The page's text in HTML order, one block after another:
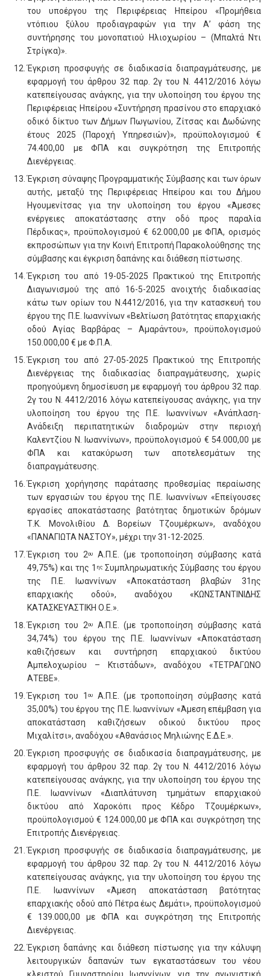
του υποέργου της Περιφέρειας Ηπείρου «Προμήθεια
ντόπιου ξύλου προδιαγραφών για την Α’ φάση της
συντήρησης του μονοπατιού Ηλιοχωρίου – (Μπαλτά Ντι
Στρίγκα)».
Έγκριση προσφυγής σε διαδικασία διαπραγμάτευσης, με
εφαρμογή του άρθρου 32 παρ. 2γ του Ν. 4412/2016 λόγω
κατεπείγουσας ανάγκης, για την υλοποίηση του έργου της
Περιφέρειας Ηπείρου «Συντήρηση πρασίνου στο επαρχιακό
οδικό δίκτυο των Δήμων Πωγωνίου, Ζίτσας και Δωδώνης
έτους 2025 (Παροχή Υπηρεσιών)», προϋπολογισμού €
74.400,00 με ΦΠΑ και συγκρότηση της Επιτροπής
Διενέργειας.
Έγκριση σύναψης Προγραμματικής Σύμβασης και των όρων
αυτής, μεταξύ της Περιφέρειας Ηπείρου και του Δήμου
Ηγουμενίτσας για την υλοποίηση του έργου «Άμεσες
ενέργειες αποκατάστασης στην οδό προς παραλία
Πέρδικας», προϋπολογισμού € 62.000,00 με ΦΠΑ, ορισμός
εκπροσώπων για την Κοινή Επιτροπή Παρακολούθησης της
σύμβασης και έγκριση δαπάνης και διάθεση πίστωσης.
Έγκριση του από 19-05-2025 Πρακτικού της Επιτροπής
Διαγωνισμού της από 16-5-2025 ανοιχτής διαδικασίας
κάτω των ορίων του Ν.4412/2016, για την κατασκευή του
έργου της Π.Ε. Ιωαννίνων «Βελτίωση βατότητας επαρχιακής
οδού Αγίας Βαρβάρας – Αμαράντου», προϋπολογισμού
150.000,00 € με Φ.Π.Α.
Έγκριση του από 27-05-2025 Πρακτικού της Επιτροπής
Διενέργειας της διαδικασίας διαπραγμάτευσης, χωρίς
προηγούμενη δημοσίευση με εφαρμογή του άρθρου 32 παρ.
2γ του Ν. 4412/2016 λόγω κατεπείγουσας ανάγκης, για την
υλοποίηση του έργου της Π.Ε. Ιωαννίνων «Ανάπλαση-
Ανάδειξη περιπατητικών διαδρομών στην περιοχή
Καλεντζίου Ν. Ιωαννίνων», προϋπολογισμού € 54.000,00 με
ΦΠΑ και κατακύρωση των αποτελεσμάτων της
διαπραγμάτευσης.
Έγκριση χορήγησης παράτασης προθεσμίας περαίωσης
των εργασιών του έργου της Π.Ε. Ιωαννίνων «Επείγουσες
εργασίες αποκατάστασης βατότητας δημοτικών δρόμων
Τ.Κ. Μονολιθίου Δ. Βορείων Τζουμέρκων», αναδόχου
«ΠΑΝΑΓΙΩΤΑ ΝΑΣΤΟΥ», μέχρι την 31-12-2025.
Έγκριση του 2ουΑ.Π.Ε. (με τροποποίηση σύμβασης κατά
49,75%) και της 1 ης Συμπληρωματικής Σύμβασης του έργου
της Π.Ε. Ιωαννίνων «Αποκατάσταση βλαβών 31ης
επαρχιακής οδού», αναδόχου «ΚΩΝΣΤΑΝΤΙΝΙΔΗΣ
ΚΑΤΑΣΚΕΥΑΣΤΙΚΗ Ο.Ε.».
Έγκριση του 2ουΑ.Π.Ε. (με τροποποίηση σύμβασης κατά
34,74%) του έργου της Π.Ε. Ιωαννίνων «Αποκατάσταση
καθιζήσεων και συντήρηση επαρχιακού δικτύου
Αμπελοχωρίου – Κτιστάδων», αναδόχου «ΤΕΤΡΑΓΩΝΟ
ΑΤΕΒΕ».
Έγκριση του 1 ουΑ.Π.Ε. (με τροποποίηση σύμβασης κατά
35,00%) του έργου της Π.Ε. Ιωαννίνων «Άμεση επέμβαση για
αποκατάσταση καθιζήσεων οδικού δικτύου προς
Μιχαλίτσι», αναδόχου «Αθανάσιος Μηλιώνης Ε.Δ.Ε.».
Έγκριση προσφυγής σε διαδικασία διαπραγμάτευσης, με
εφαρμογή του άρθρου 32 παρ. 2γ του Ν. 4412/2016 λόγω
κατεπείγουσας ανάγκης, για την υλοποίηση του έργου της
Π.Ε. Ιωαννίνων «Διαπλάτυνση τμημάτων επαρχιακού
δικτύου από Χαροκόπι προς Κέδρο Τζουμέρκων»,
προϋπολογισμού € 124.000,00 με ΦΠΑ και συγκρότηση της
Επιτροπής Διενέργειας.
Έγκριση προσφυγής σε διαδικασία διαπραγμάτευσης, με
εφαρμογή του άρθρου 32 παρ. 2γ του Ν. 4412/2016 λόγω
κατεπείγουσας ανάγκης, για την υλοποίηση του έργου της
Π.Ε. Ιωαννίνων «Άμεση αποκατάσταση βατότητας
επαρχιακής οδού από Πέτρα έως Δεμάτι», προϋπολογισμού
€ 139.000,00 με ΦΠΑ και συγκρότηση της Επιτροπής
Διενέργειας.
Έγκριση δαπάνης και διάθεση πίστωσης για την κάλυψη
λειτουργικών δαπανών των εγκαταστάσεων του νέου